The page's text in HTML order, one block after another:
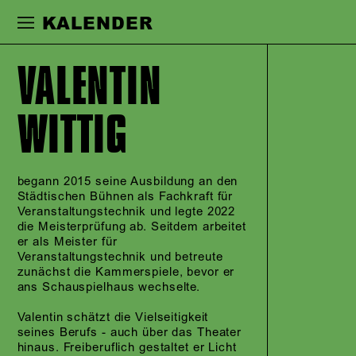
Zur Hauptnavigation springen
KALENDER
VALENTIN
WITTIG
begann 2015 seine Ausbildung an den
Städtischen Bühnen als Fachkraft für
Veranstaltungstechnik und legte 2022
die Meisterprüfung ab. Seitdem arbeitet
er als Meister für
Veranstaltungstechnik und betreute
zunächst die Kammerspiele, bevor er
ans Schauspielhaus wechselte.
Valentin schätzt die Vielseitigkeit
seines Berufs - auch über das Theater
hinaus. Freiberuflich gestaltet er Licht